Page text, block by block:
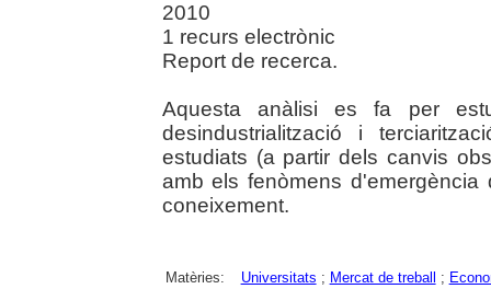
2010
1 recurs electrònic
Report de recerca.
Aquesta anàlisi es fa per
desindustrialització i
estudiats (a partir dels canvis
amb els fenòmens
coneixement.
Matèries: Universitats ; Mercat de treball ;